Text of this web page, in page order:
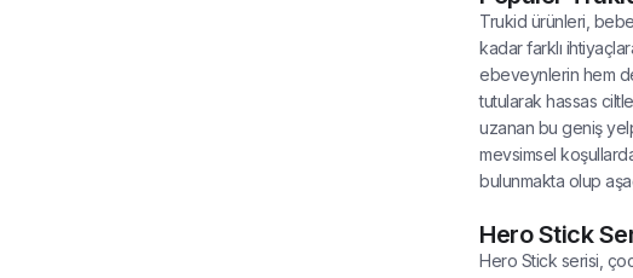
Trukid ürünleri,
kadar farklı
ebeveynlerin hem
tutularak hassas
uzanan bu geniş
mevsimsel
bulunmakta olup
Hero Stick
Hero Stick serisi,